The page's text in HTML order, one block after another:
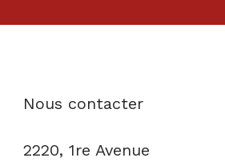
Nous contacter
2220, 1re Avenue